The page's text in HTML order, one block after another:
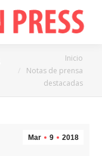
Inicio
Notas de prensa
destacadas
Mar 9 2018